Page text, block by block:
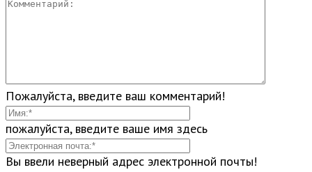
Пожалуйста, введите ваш комментарий!
пожалуйста, введите ваше имя здесь
Вы ввели неверный адрес электронной почты!